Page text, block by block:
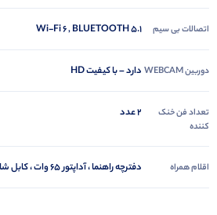
اتصالات بی سیم Wi-Fi 6 , BLUETOOTH 5.1
دوربین WEBCAM دارد – با کیفیت HD
تعداد فن خنک
کننده
2 عدد
اقلام همراه دفترچه راهنما ، آداپتور 65 وات ، کابل شارژر